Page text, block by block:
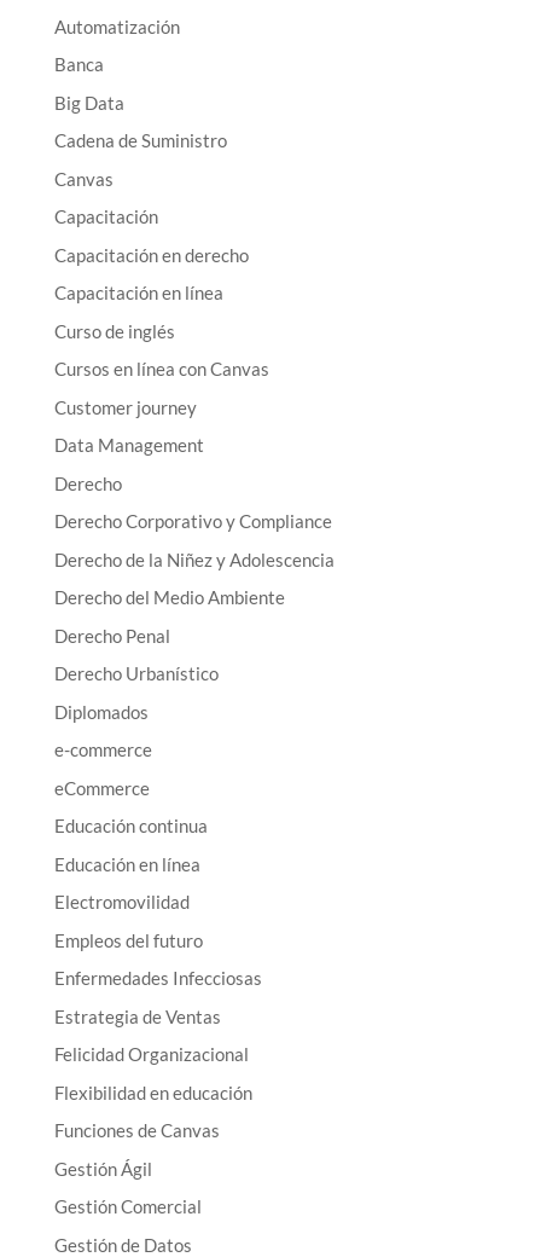
Automatización
Banca
Big Data
Cadena de Suministro
Canvas
Capacitación
Capacitación en derecho
Capacitación en línea
Curso de inglés
Cursos en línea con Canvas
Customer journey
Data Management
Derecho
Derecho Corporativo y Compliance
Derecho de la Niñez y Adolescencia
Derecho del Medio Ambiente
Derecho Penal
Derecho Urbanístico
Diplomados
e-commerce
eCommerce
Educación continua
Educación en línea
Electromovilidad
Empleos del futuro
Enfermedades Infecciosas
Estrategia de Ventas
Felicidad Organizacional
Flexibilidad en educación
Funciones de Canvas
Gestión Ágil
Gestión Comercial
Gestión de Datos